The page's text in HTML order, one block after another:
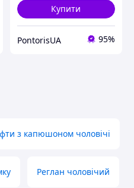
Купити
PontorisUA 95%
з капюшоном чоловічі
Реглан чоловічий